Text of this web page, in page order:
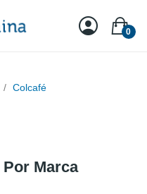
0
Colcafé
Marca